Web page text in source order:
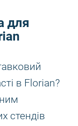
для
в Florian?
стендів